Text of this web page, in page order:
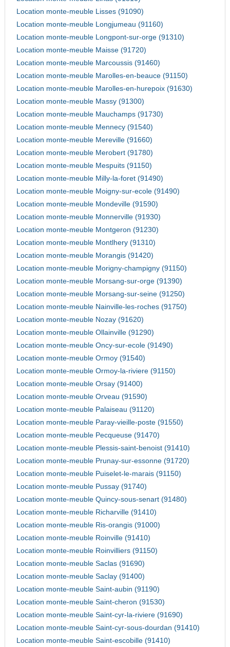
Location monte-meuble Lisses (91090)
Location monte-meuble Longjumeau (91160)
Location monte-meuble Longpont-sur-orge (91310)
Location monte-meuble Maisse (91720)
Location monte-meuble Marcoussis (91460)
Location monte-meuble Marolles-en-beauce (91150)
Location monte-meuble Marolles-en-hurepoix (91630)
Location monte-meuble Massy (91300)
Location monte-meuble Mauchamps (91730)
Location monte-meuble Mennecy (91540)
Location monte-meuble Mereville (91660)
Location monte-meuble Merobert (91780)
Location monte-meuble Mespuits (91150)
Location monte-meuble Milly-la-foret (91490)
Location monte-meuble Moigny-sur-ecole (91490)
Location monte-meuble Mondeville (91590)
Location monte-meuble Monnerville (91930)
Location monte-meuble Montgeron (91230)
Location monte-meuble Montlhery (91310)
Location monte-meuble Morangis (91420)
Location monte-meuble Morigny-champigny (91150)
Location monte-meuble Morsang-sur-orge (91390)
Location monte-meuble Morsang-sur-seine (91250)
Location monte-meuble Nainville-les-roches (91750)
Location monte-meuble Nozay (91620)
Location monte-meuble Ollainville (91290)
Location monte-meuble Oncy-sur-ecole (91490)
Location monte-meuble Ormoy (91540)
Location monte-meuble Ormoy-la-riviere (91150)
Location monte-meuble Orsay (91400)
Location monte-meuble Orveau (91590)
Location monte-meuble Palaiseau (91120)
Location monte-meuble Paray-vieille-poste (91550)
Location monte-meuble Pecqueuse (91470)
Location monte-meuble Plessis-saint-benoist (91410)
Location monte-meuble Prunay-sur-essonne (91720)
Location monte-meuble Puiselet-le-marais (91150)
Location monte-meuble Pussay (91740)
Location monte-meuble Quincy-sous-senart (91480)
Location monte-meuble Richarville (91410)
Location monte-meuble Ris-orangis (91000)
Location monte-meuble Roinville (91410)
Location monte-meuble Roinvilliers (91150)
Location monte-meuble Saclas (91690)
Location monte-meuble Saclay (91400)
Location monte-meuble Saint-aubin (91190)
Location monte-meuble Saint-cheron (91530)
Location monte-meuble Saint-cyr-la-riviere (91690)
Location monte-meuble Saint-cyr-sous-dourdan (91410)
Location monte-meuble Saint-escobille (91410)